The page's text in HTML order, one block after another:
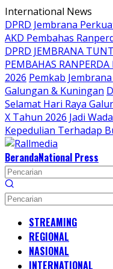
Langsung
ke
konten
International News
DPRD Jembrana
AKD Pembahas
DPRD JEMBRANA
PEMBAHAS
2026 Pemkab
Galungan & Kuningan
Selamat Hari Raya
X Tahun 2026 Jadi
Kepedulian Terhadap
BerandaNational Press
STREAMING
REGIONAL
NASIONAL
INTERNATIONAL